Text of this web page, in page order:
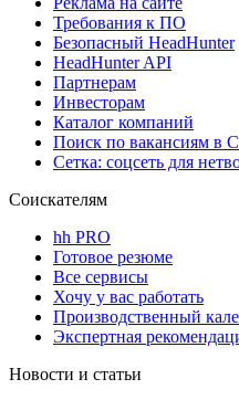
Требования к ПО
Безопасный HeadHunter
HeadHunter API
Партнерам
Инвесторам
Каталог компаний
Поиск по вакансиям в
Сетка: соцсеть для
Соискателям
hh PRO
Готовое резюме
Все сервисы
Хочу у вас работать
Производственный
Экспертная
Новости и статьи